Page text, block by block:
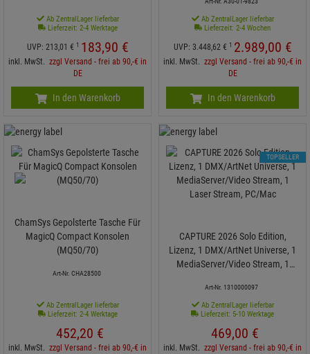
Ab ZentralLager lieferbar
Lieferzeit: 2-4 Werktage
UVP: 213,01 € 1 183,90 €
inkl. MwSt. zzgl Versand - frei ab 90,-€ in
DE
In den Warenkorb
Ab ZentralLager lieferbar
Lieferzeit: 2-4 Wochen
UVP: 3.448,62 € 1 2.989,00 €
inkl. MwSt. zzgl Versand - frei ab 90,-€ in
DE
In den Warenkorb
ChamSys Gepolsterte Tasche Für
MagicQ Compact Konsolen
(MQ50/70)
Art-Nr. CHA28500
Ab ZentralLager lieferbar
Lieferzeit: 2-4 Werktage
452,20 €
inkl. MwSt. zzgl Versand - frei ab 90,-€ in
CAPTURE 2026 Solo Edition,
Lizenz, 1 DMX/ArtNet Universe, 1
MediaServer/Video Stream, 1
Art-Nr. 1310000097
Ab ZentralLager lieferbar
Lieferzeit: 5-10 Werktage
469,00 €
inkl. MwSt. zzgl Versand - frei ab 90,-€ in
TOPSELLER